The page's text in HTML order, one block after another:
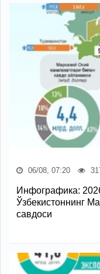
06/08, 07:20
Инфографика:
Ўзбекистоннинг
савдоси